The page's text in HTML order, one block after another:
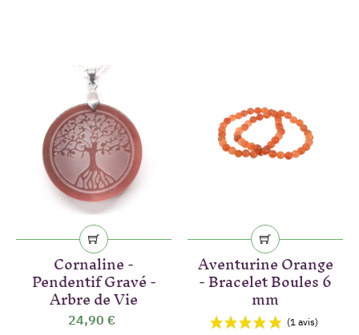
Cornaline -
Pendentif Gravé -
Arbre de Vie
24,90 €
Aventurine Orange
- Bracelet Boules 6
mm